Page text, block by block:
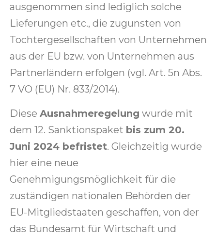
ausgenommen sind lediglich solche
Lieferungen etc., die zugunsten von
Tochtergesellschaften von Unternehmen
aus der EU bzw. von Unternehmen aus
Partnerländern erfolgen (vgl. Art. 5n Abs.
7 VO (EU) Nr. 833/2014).
Diese Ausnahmeregelung wurde mit
dem 12. Sanktionspaket bis zum 20.
Juni 2024 befristet. Gleichzeitig wurde
hier eine neue
Genehmigungsmöglichkeit für die
zuständigen nationalen Behörden der
EU-Mitgliedstaaten geschaffen, von der
das Bundesamt für Wirtschaft und